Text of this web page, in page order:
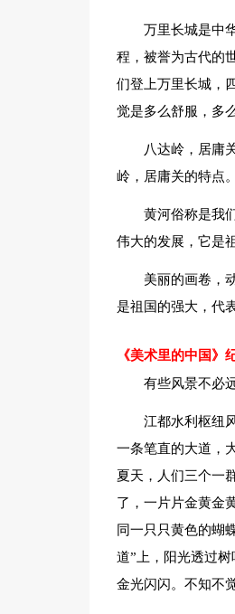
万里长城是中
程，被誉为古代的
们登上万里长城，
觉是多么舒服，多
八达岭，居庸
岭，居庸关的特点
黄河俗称是我
伟大的发展，它是
美丽的画卷，
是祖国的强大，代
《美术里的中国》
有些风景不必
江都水利枢纽
一条笔直的大道，
夏天，人们三个一
了，一片片金黄金
同一只只黄色的蝴
道”上，阳光透过
金光闪闪。不知不